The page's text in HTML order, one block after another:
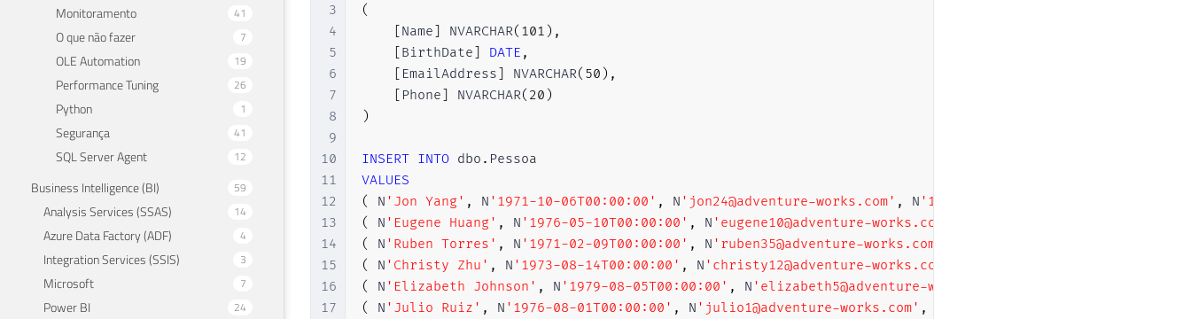
Monitoramento 41
O que não fazer 7
OLE Automation 19
Performance Tuning 26
Python 1
Segurança 41
SQL Server Agent 12
Business Intelligence (BI) 59
Analysis Services (SSAS) 14
Azure Data Factory (ADF) 4
Integration Services (SSIS) 3
Microsoft 7
Power BI 24
3
4
5
6
7
8
9
10
11
12
13
14
15
16
17
(
[Name] NVARCHAR( 101 ) ,
[BirthDate] DATE ,
[ EmailAddress] NVARCHAR( 50 ) ,
[ Phone] NVARCHAR( 20 )
)
INSERT INTO dbo .
VALUES
(
N 'Jon Yang' , N '1971-10-06T00:00:00' , N 'jon24@adventure-works.com' , N '1 (11) 500 555-0162'
(
N 'Eugene Huang' , N '1976-05-10T00:00:00' , N 'eugene10@adventure-works.com'
(
N 'Ruben Torres' , N '1971-02-09T00:00:00' , N 'ruben35@adventure-works.com'
(
N 'Christy Zhu' , N '1973-08-14T00:00:00' , N 'christy12@adventure-works.com'
(
N 'Elizabeth Johnson' , N '1979-08-05T00:00:00' , N 'elizabeth5@adventure-works.com'
(
N 'Julio Ruiz' , N '1976-08-01T00:00:00' , N 'julio1@adventure-works.com' ,